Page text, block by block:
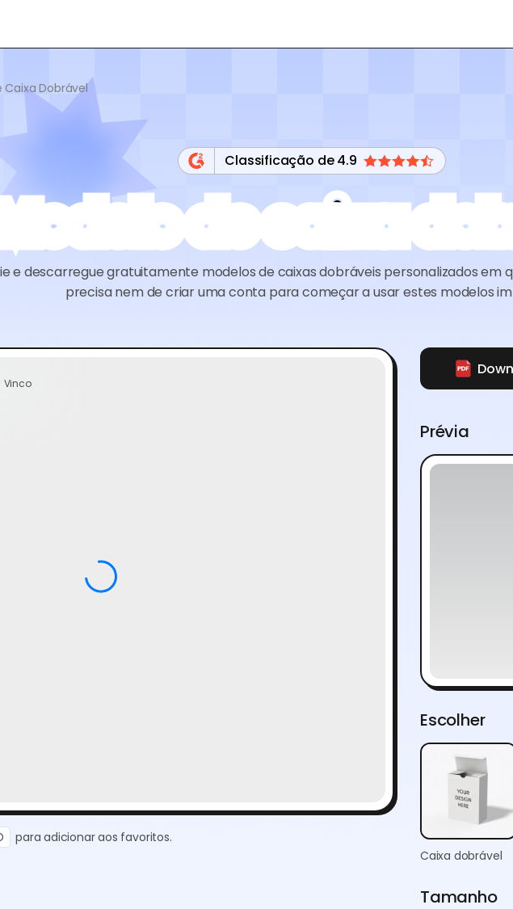
Caixa Dobrável
Classificação de 4.9
Modelo de caixa
e descarregue gratuitamente modelos de caixas dobráveis personalizados em
precisa nem de criar uma conta para começar a usar estes modelos
Vinco
para adicionar aos favoritos.
Prévia
Escolher
Caixa dobrável
Tamanho